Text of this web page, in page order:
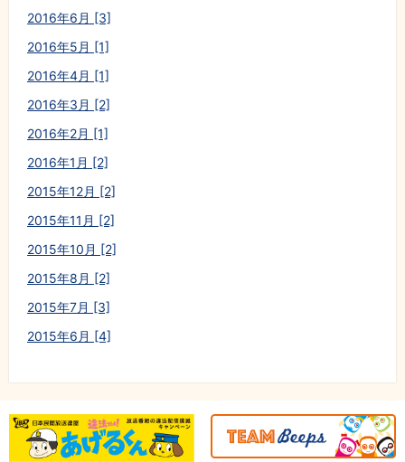
2016年6月 [3]
2016年5月 [1]
2016年4月 [1]
2016年3月 [2]
2016年2月 [1]
2016年1月 [2]
2015年12月 [2]
2015年11月 [2]
2015年10月 [2]
2015年8月 [2]
2015年7月 [3]
2015年6月 [4]